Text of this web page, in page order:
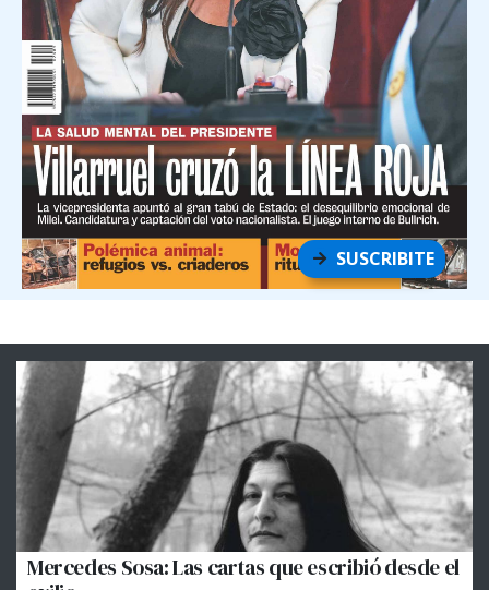
SUSCRIBITE
Mercedes Sosa: Las cartas que escribió desde el